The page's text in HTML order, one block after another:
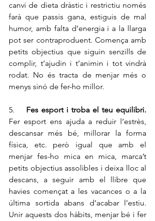
canvi de dieta dràstic i restrictiu només
farà que passis gana, estiguis de mal
humor, amb falta d’energia i a la llarga
pot ser contraproduent. Comença amb
petits objectius que siguin senzills de
complir, t’ajudin i t’animin i tot vindrà
rodat. No és tracta de menjar més o
menys sinó de fer-ho millor.
5.
Fer esport ens ajuda a reduir l’estrès,
descansar més bé, millorar la forma
física, etc. però igual que amb el
menjar fes-ho mica en mica, marca’t
petits objectius assolibles i deixa lloc al
descans, a seguir amb el llibre que
havies començat a les vacances o a la
última sortida abans d’acabar l’estiu.
Unir aquests dos hàbits, menjar bé i fer